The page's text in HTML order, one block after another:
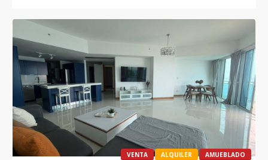
VENTA ALQUILER AMUEBLADO